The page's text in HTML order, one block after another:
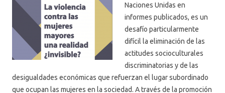
Naciones Unidas en
informes publicados, es un
desafío particularmente
difícil la eliminación de las
actitudes socioculturales
discriminatorias y de las
desigualdades económicas que refuerzan el lugar subordinado
que ocupan las mujeres en la sociedad. A través de la promoción